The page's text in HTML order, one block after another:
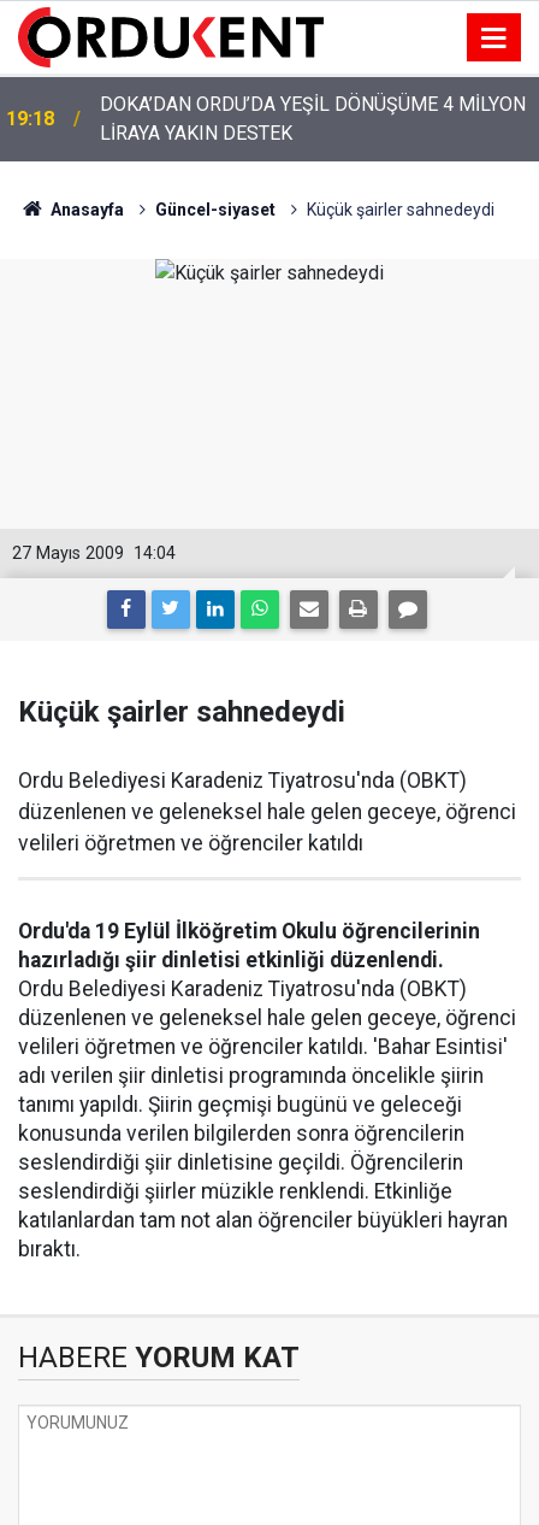
12:46
YENİ PARTİ’NİN ORDU’DAKİ 69 KİŞİLİK KURUCU
KADROSU AÇIKLANDI
Anasayfa Güncel-siyaset Küçük şairler sahnedeydi
14:04
27 Mayıs 2009
Küçük şairler sahnedeydi
Ordu Belediyesi Karadeniz Tiyatrosu'nda (OBKT)
düzenlenen ve geleneksel hale gelen geceye, öğrenci
velileri öğretmen ve öğrenciler katıldı
Ordu'da 19 Eylül İlköğretim Okulu öğrencilerinin
hazırladığı şiir dinletisi etkinliği düzenlendi.
Ordu Belediyesi Karadeniz Tiyatrosu'nda (OBKT)
düzenlenen ve geleneksel hale gelen geceye, öğrenci
velileri öğretmen ve öğrenciler katıldı. 'Bahar Esintisi'
adı verilen şiir dinletisi programında öncelikle şiirin
tanımı yapıldı. Şiirin geçmişi bugünü ve geleceği
konusunda verilen bilgilerden sonra öğrencilerin
seslendirdiği şiir dinletisine geçildi. Öğrencilerin
seslendirdiği şiirler müzikle renklendi. Etkinliğe
katılanlardan tam not alan öğrenciler büyükleri hayran
bıraktı.
HABERE YORUM KAT